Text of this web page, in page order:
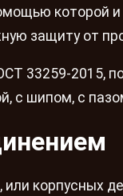
которой
защиту от
33259-2015,
с шипом, с
корпусных